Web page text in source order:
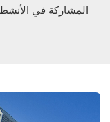
المشاركة في